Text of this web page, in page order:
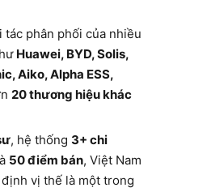
phân phối của nhiều
Huawei, BYD, Solis,
Aiko, Alpha ESS,
20 thương hiệu khác
, hệ thống 3+ chi
50 điểm bán, Việt Nam
vị thế là một trong